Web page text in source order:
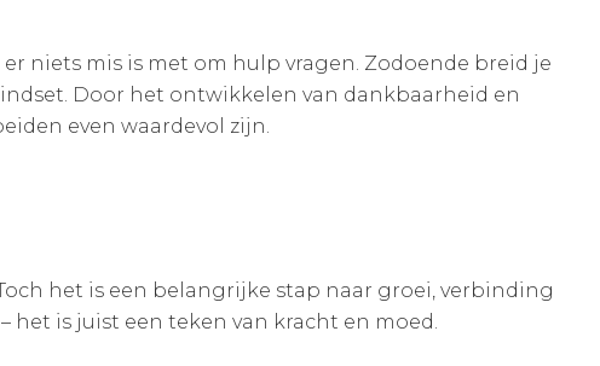
niets mis is met om hulp vragen. Zodoende breid je
Door het ontwikkelen van dankbaarheid en
even waardevol zijn.
het is een belangrijke stap naar groei, verbinding
het is juist een teken van kracht en moed.